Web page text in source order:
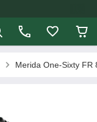
Merida One-Sixty FR